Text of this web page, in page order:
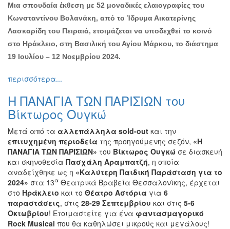
Διημερίδες
Σεμινάρια-
Διαλέξεις-
Ομιλίες
Διάφορες
για
Παιδιά
Άλλες
Εκδηλώσεις
ΤΟΠΟΣ
ΜΑΣ
Μια σπουδαία έκθεση με 52 μοναδικές ελαιογραφίες του
Κωνσταντίνου Βολανάκη, από το Ίδρυμα Αικατερίνης
Λασκαρίδη του Πειραιά, ετοιμάζεται να υποδεχθεί το κοινό
στο Ηράκλειο, στη Βασιλική του Αγίου Μάρκου, το διάστημα
19 Ιουλίου – 12 Νοεμβρίου 2024.
περισσότερα...
Η ΠΑΝΑΓΙΑ ΤΩΝ ΠΑΡΙΣΙΩΝ του
Βίκτωρος Ουγκώ
Μετά από τα αλλεπάλληλα sold-out και την
επιτυχημένη περιοδεία της προηγούμενης σεζόν, «Η
ΠΑΝΑΓΙΑ ΤΩΝ ΠΑΡΙΣΙΩΝ» του Βίκτωρος Ουγκώ σε διασκευή
και σκηνοθεσία Πασχάλη Αραμπατζή, η οποία
αναδείχθηκε ως η «Καλύτερη Παιδική Παράσταση για το
2024» στα 13α Θεατρικά Βραβεία Θεσσαλονίκης, έρχεται
στο Ηράκλειο και το Θέατρο Αστόρια για 6
παραστάσεις, στις 28-29 Σεπτεμβρίου και στις 5-6
Οκτωβρίου! Ετοιμαστείτε για ένα φαντασμαγορικό
Rock Musical που θα καθηλώσει μικρούς και μεγάλους!